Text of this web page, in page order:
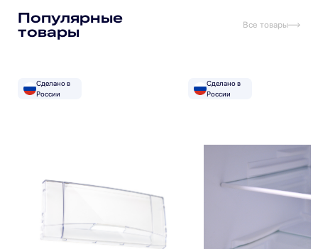
Популярные
товары
Все товары
Сделано в
России
Сделано в
России
Я прочитал(а) политику обработки персональных данных
и принимаю ее
Я даю согласие на обработку персональных данных
Я даю согласие на получение рекламной рассылки